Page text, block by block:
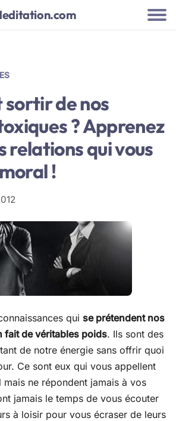
de nos
? Apprenez
relations qui vous
!
qui se prétendent nos
fait de véritables poids. Ils sont des
de notre énergie sans offrir quoi
Ce sont eux qui vous appellent
ne répondent jamais à vos
jamais le temps de vous écouter
à loisir pour vous écraser de leurs